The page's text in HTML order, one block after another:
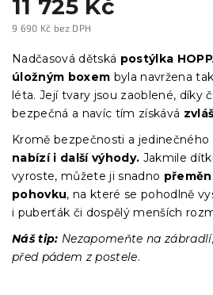
11 725 Kč
9 690 Kč bez DPH
cena:
Nadčasová dětská postýlka
úložným boxem byla navržena
léta. Její tvary jsou zaoblené, díky
bezpečná a navíc tím získává
Kromě bezpečnosti a
nabízí i další výhody. Jakmile
vyroste, můžete ji snadno
pohovku, na které se pohodlně
i puberťák či dospělý menších
Náš tip: Nezapomeňte na
před pádem z postele.